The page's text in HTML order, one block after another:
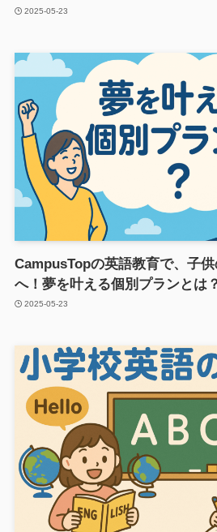
2025-05-23
CampusTopの英語教育で、子供
へ！夢を叶える個別プランとは？
2025-05-23